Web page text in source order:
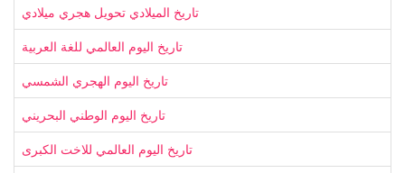
تاريخ الميلادي تحويل هجري ميلادي
تاريخ اليوم العالمي للغة العربية
تاريخ اليوم الهجري الشمسي
تاريخ اليوم الوطني البحريني
تاريخ اليوم العالمي للاخت الكبرى